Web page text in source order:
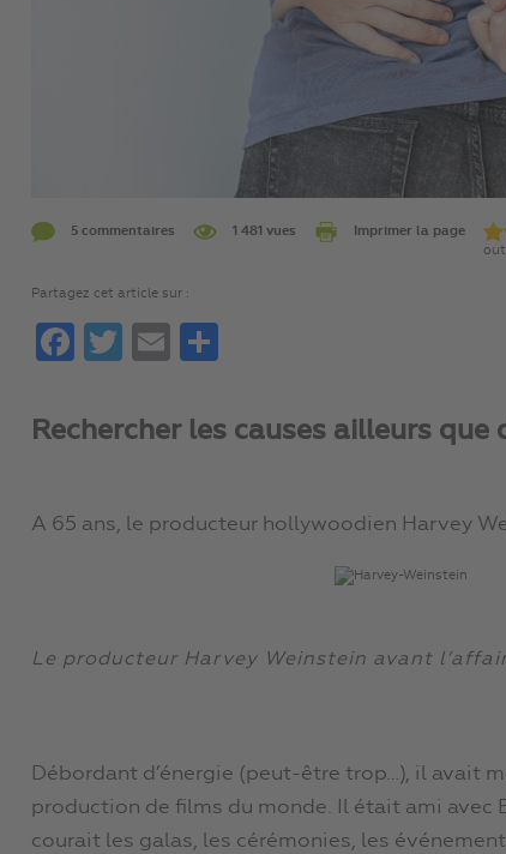
5 commentaires 1 481 vues Imprimer la page
Partagez cet article sur :
FacebookTwitterEmail
Rechercher les causes ailleurs
A 65 ans, le producteur hollywoodien Harvey
Le producteur Harvey Weinstein avant
Débordant d’énergie (peut-être trop…), il avait
production de films du monde. Il était ami avec
courait les galas, les cérémonies, les